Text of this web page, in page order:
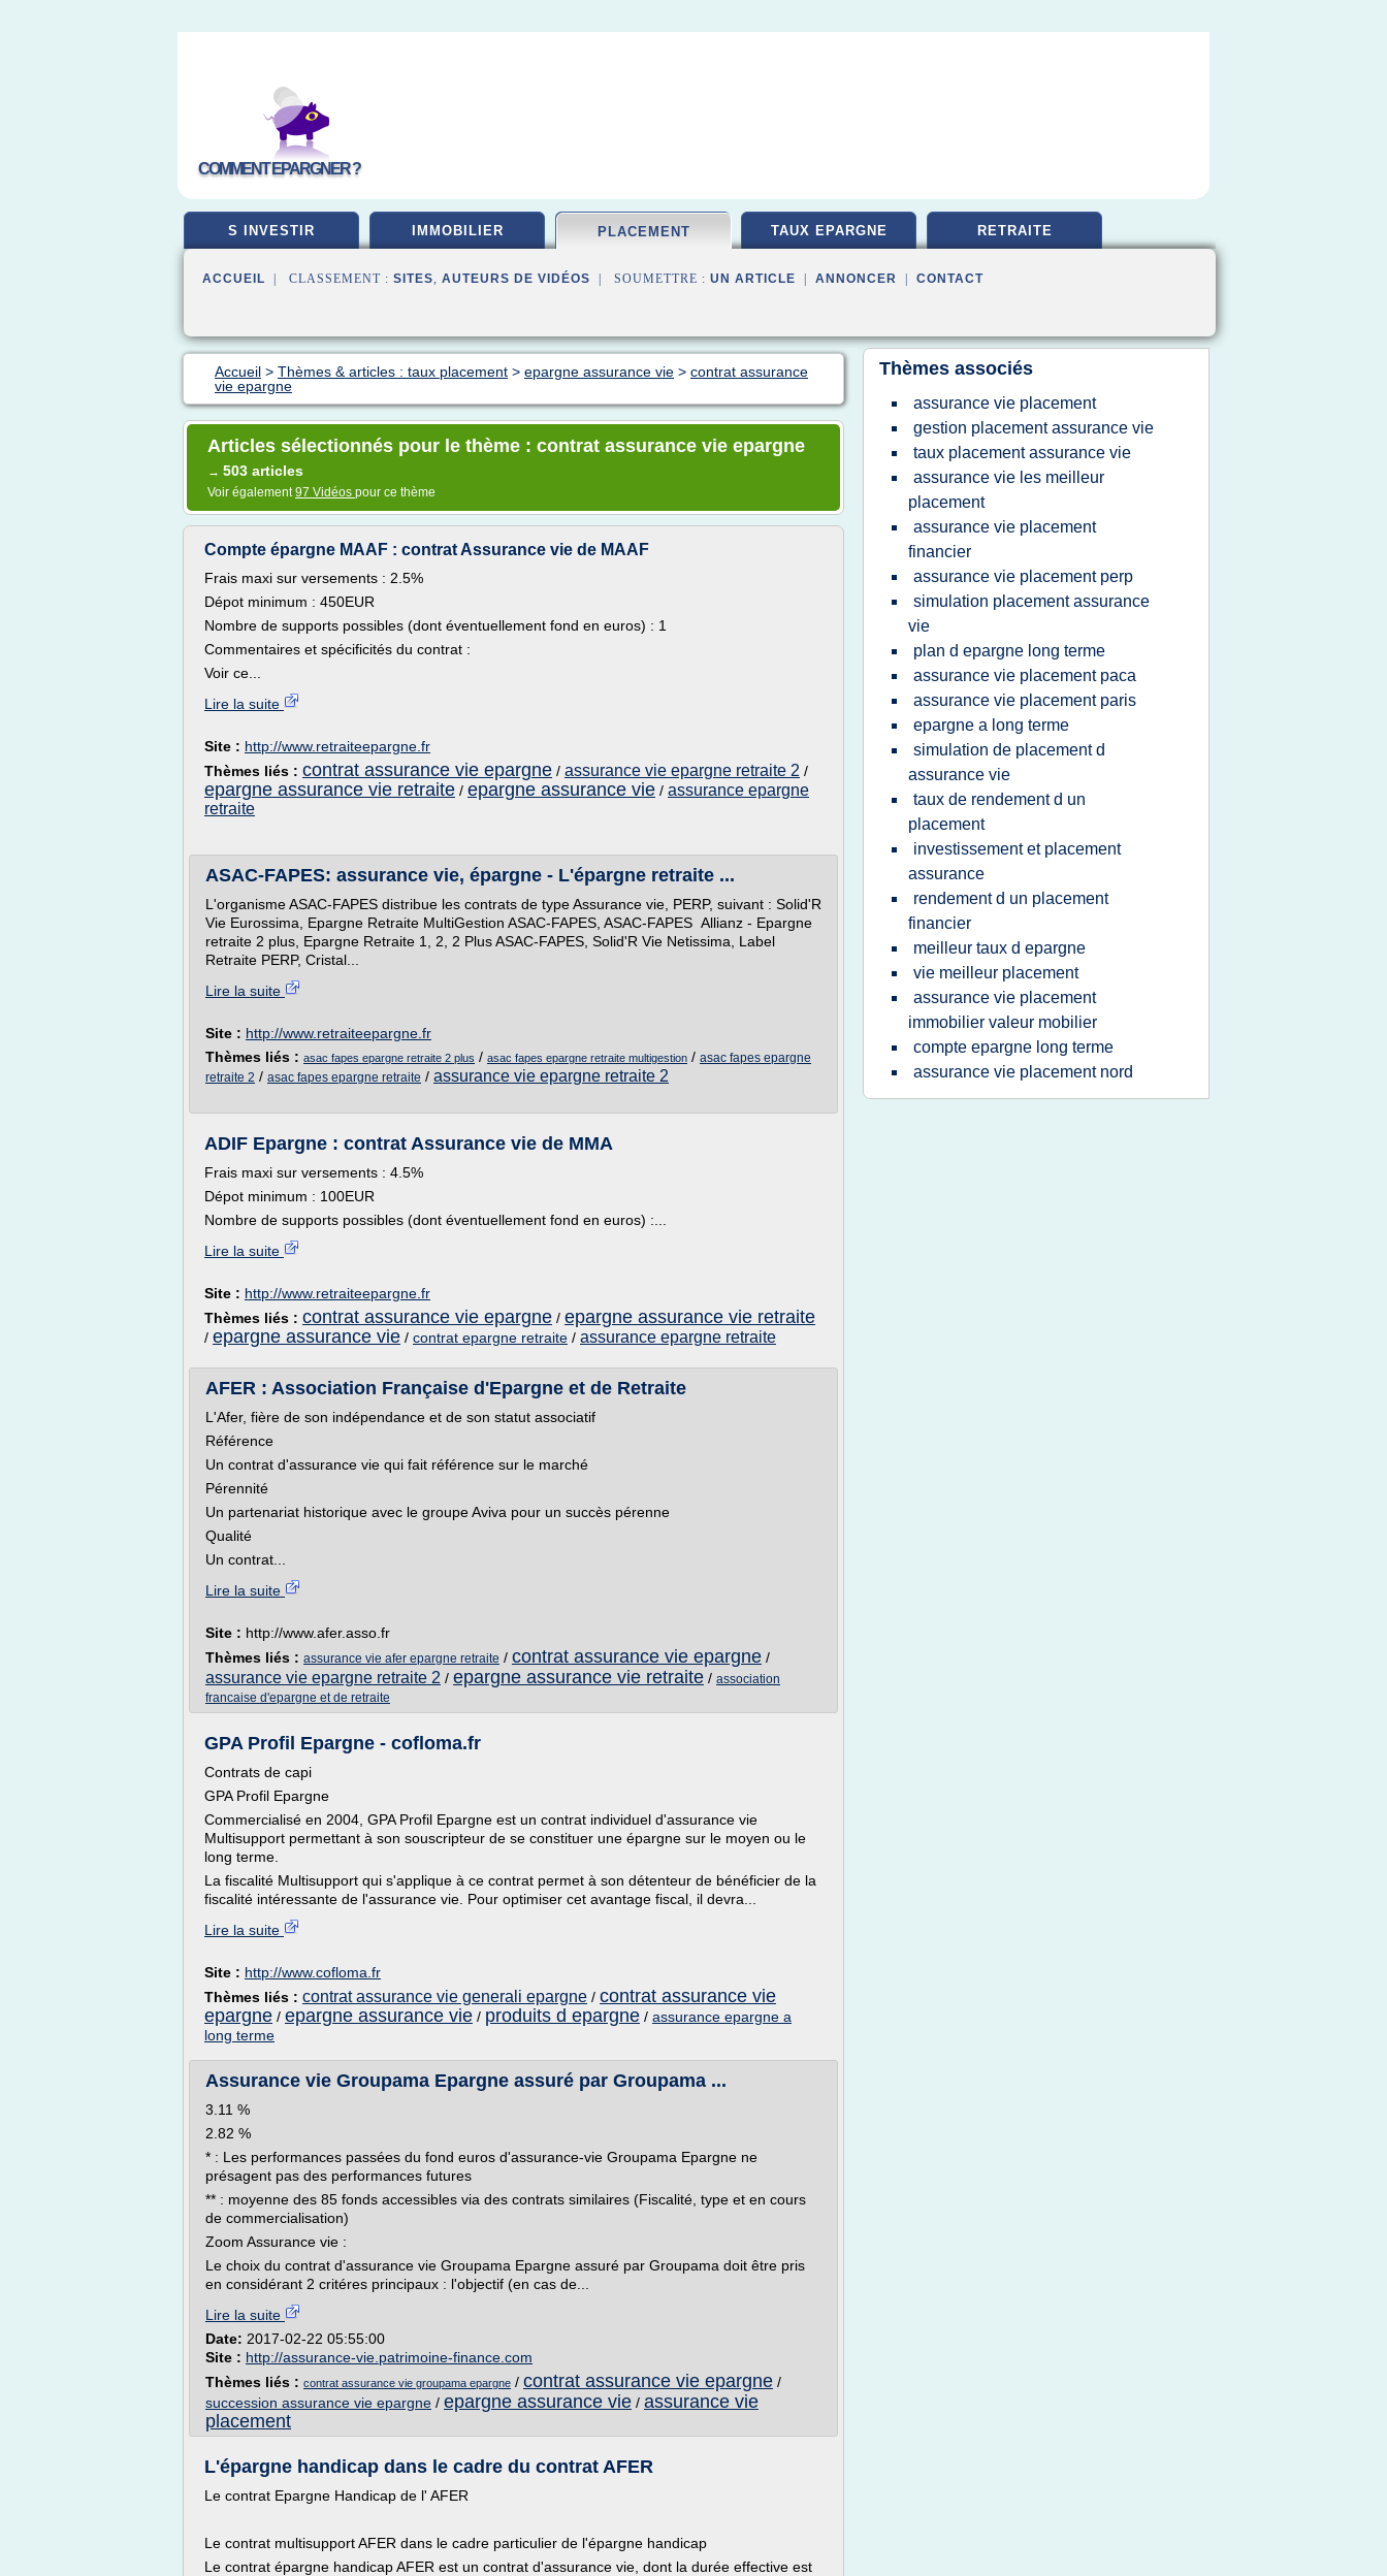
COMMENT EPARGNER ?
S INVESTIR IMMOBILIER PLACEMENT TAUX EPARGNE RETRAITE
ACCUEIL | CLASSEMENT : SITES, AUTEURS DE VIDÉOS | SOUMETTRE : UN ARTICLE ANNONCER CONTACT
Accueil > Thèmes & articles : taux placement > epargne assurance vie > contrat assurance
vie epargne
Articles sélectionnés pour le thème : contrat assurance vie epargne
→ 503 articles
Voir également97 Vidéos pour ce thème
Compte épargne MAAF : contrat Assurance vie de MAAF
Frais maxi sur versements : 2.5%
Dépot minimum : 450EUR
Nombre de supports possibles (dont éventuellement fond en euros) : 1
Commentaires et spécificités du contrat :
Voir ce...
Lire la suite
Site : http://www.retraiteepargne.fr
Thèmes liés : contrat assurance vie epargne / assurance vie epargne retraite 2 /
epargne assurance vie retraite / epargne assurance vie / assurance epargne
retraite
ASAC-FAPES: assurance vie, épargne - L'épargne retraite ...
L'organisme ASAC-FAPES distribue les contrats de type Assurance vie, PERP, suivant : Solid'R
Vie Eurossima, Epargne Retraite MultiGestion ASAC-FAPES, ASAC-FAPES Allianz - Epargne
retraite 2 plus, Epargne Retraite 1, 2, 2 Plus ASAC-FAPES, Solid'R Vie Netissima, Label
Retraite PERP, Cristal...
Lire la suite
Site : http://www.retraiteepargne.fr
Thèmes liés : asac fapes epargne retraite 2 plus / asac fapes epargne retraite multigestion / asac fapes epargne
retraite 2 / asac fapes epargne retraite / assurance vie epargne retraite 2
ADIF Epargne : contrat Assurance vie de MMA
Frais maxi sur versements : 4.5%
Dépot minimum : 100EUR
Nombre de supports possibles (dont éventuellement fond en euros) :...
Lire la suite
Site : http://www.retraiteepargne.fr
Thèmes liés : contrat assurance vie epargne / epargne assurance vie retraite
/ epargne assurance vie / contrat epargne retraite / assurance epargne retraite
AFER : Association Française d'Epargne et de Retraite
L'Afer, fière de son indépendance et de son statut associatif
Référence
Un contrat d'assurance vie qui fait référence sur le marché
Pérennité
Un partenariat historique avec le groupe Aviva pour un succès pérenne
Qualité
Un contrat...
Lire la suite
Site : http://www.afer.asso.fr
Thèmes liés : assurance vie afer epargne retraite / contrat assurance vie epargne /
assurance vie epargne retraite 2 / epargne assurance vie retraite / association
francaise d'epargne et de retraite
GPA Profil Epargne - cofloma.fr
Contrats de capi
GPA Profil Epargne
Commercialisé en 2004, GPA Profil Epargne est un contrat individuel d'assurance vie
Multisupport permettant à son souscripteur de se constituer une épargne sur le moyen ou le
long terme.
La fiscalité Multisupport qui s'applique à ce contrat permet à son détenteur de bénéficier de la
fiscalité intéressante de l'assurance vie. Pour optimiser cet avantage fiscal, il devra...
Lire la suite
Site : http://www.cofloma.fr
Thèmes liés : contrat assurance vie generali epargne / contrat assurance vie
epargne / epargne assurance vie / produits d epargne / assurance epargne a
long terme
Assurance vie Groupama Epargne assuré par Groupama ...
3.11 %
2.82 %
* : Les performances passées du fond euros d'assurance-vie Groupama Epargne ne
présagent pas des performances futures
** : moyenne des 85 fonds accessibles via des contrats similaires (Fiscalité, type et en cours
de commercialisation)
Zoom Assurance vie :
Le choix du contrat d'assurance vie Groupama Epargne assuré par Groupama doit être pris
en considérant 2 critéres principaux : l'objectif (en cas de...
Lire la suite
Date: 2017-02-22 05:55:00
Site : http://assurance-vie.patrimoine-finance.com
Thèmes liés : contrat assurance vie groupama epargne / contrat assurance vie epargne /
succession assurance vie epargne / epargne assurance vie / assurance vie
placement
L'épargne handicap dans le cadre du contrat AFER
Le contrat Epargne Handicap de l' AFER
Le contrat multisupport AFER dans le cadre particulier de l'épargne handicap
Le contrat épargne handicap AFER est un contrat d'assurance vie, dont la durée effective est
Thèmes associés
assurance vie placement
gestion placement assurance vie
taux placement assurance vie
assurance vie les meilleur
placement
assurance vie placement
financier
assurance vie placement perp
simulation placement assurance
vie
plan d epargne long terme
assurance vie placement paca
assurance vie placement paris
epargne a long terme
simulation de placement d
assurance vie
taux de rendement d un
placement
investissement et placement
assurance
rendement d un placement
financier
meilleur taux d epargne
vie meilleur placement
assurance vie placement
immobilier valeur mobilier
compte epargne long terme
assurance vie placement nord